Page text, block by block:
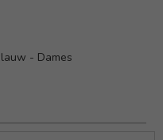
- Dames